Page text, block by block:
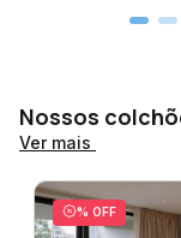
Certifique-se
Nossos
Ver mais
% OFF